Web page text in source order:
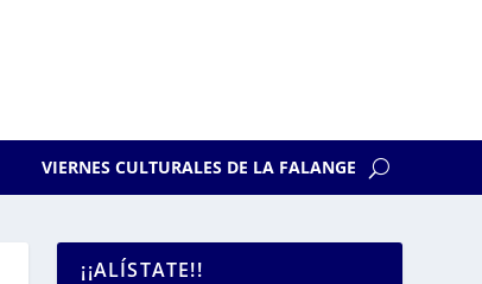
VIERNES CULTURALES DE LA FALANGE
¡¡ALÍSTATE!!